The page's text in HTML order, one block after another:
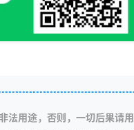
法用途，否则，一切后果请用